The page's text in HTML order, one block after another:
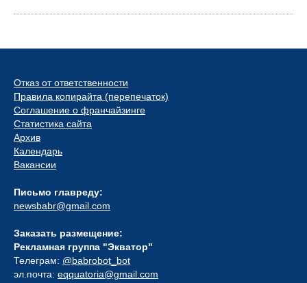
Отказ от ответственности
Правила копирайта (перепечаток)
Соглашение о франчайзинге
Статистика сайта
Архив
Календарь
Вакансии
Письмо главреду:
newsbabr@gmail.com
Заказать размещение:
Рекламная группа "Экватор"
Телеграм: @babrobot_bot
эл.почта: eqquatoria@gmail.com